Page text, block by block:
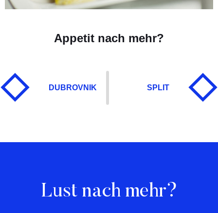
Appetit nach mehr?
DUBROVNIK SPLIT
Lust nach mehr?